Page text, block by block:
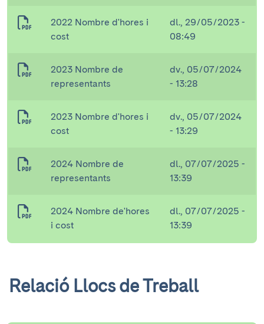
2022 Nombre d'hores i
cost
dl., 29/05/2023 -
08:49
2023 Nombre de
representants
dv., 05/07/2024
- 13:28
2023 Nombre d'hores i
cost
dv., 05/07/2024
- 13:29
2024 Nombre de
representants
dl., 07/07/2025 -
13:39
2024 Nombre de'hores
i cost
dl., 07/07/2025 -
13:39
Relació Llocs de Treball